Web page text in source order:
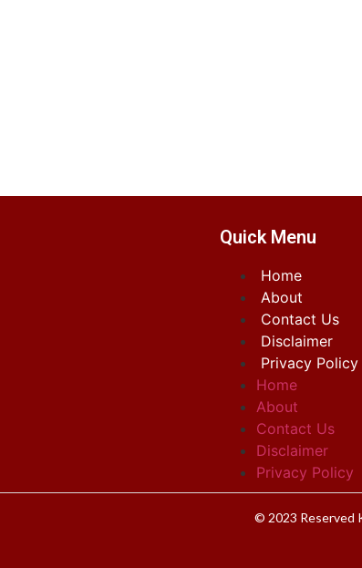
Quick Menu
Home
About
Contact Us
Disclaimer
Privacy Policy
Home
About
Contact Us
Disclaimer
Privacy Policy
© 2023 Reserved